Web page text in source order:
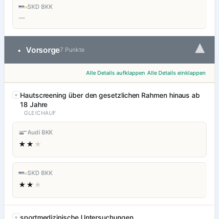
SKD BKK
—
• Vorsorge7 Punkte ▾
Alle Details aufklappen Alle Details einklappen
Hautscreening über den gesetzlichen Rahmen hinaus ab
18 Jahre
GLEICHAUF
Audi BKK
★★ ★
SKD BKK
★★ ★